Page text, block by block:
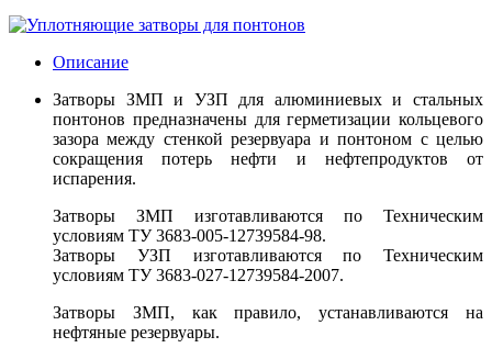
Описание
Затворы ЗМП и УЗП для алюминиевых и стальных
понтонов предназначены для герметизации кольцевого
зазора между стенкой резервуара и понтоном с целью
сокращения потерь нефти и нефтепродуктов от
испарения.
Затворы ЗМП изготавливаются по Техническим
условиям ТУ 3683-005-12739584-98.
Затворы УЗП изготавливаются по Техническим
условиям ТУ 3683-027-12739584-2007.
Затворы ЗМП, как правило, устанавливаются на
нефтяные резервуары.